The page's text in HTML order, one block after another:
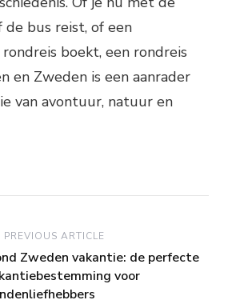
bus reist, of een
boekt, een rondreis
en Zweden is een aanrader
van avontuur, natuur en
PREVIOUS ARTICLE
Zweden vakantie: de perfecte
voor